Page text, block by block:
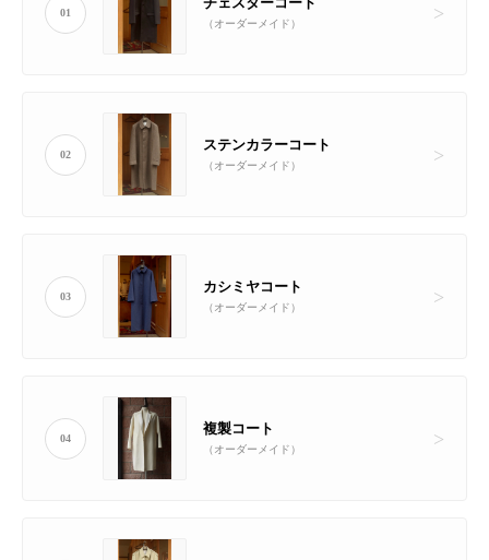
01
（オーダーメイド）
02
ステンカラーコート
（オーダーメイド）
03
カシミヤコート
（オーダーメイド）
04
複製コート
（オーダーメイド）